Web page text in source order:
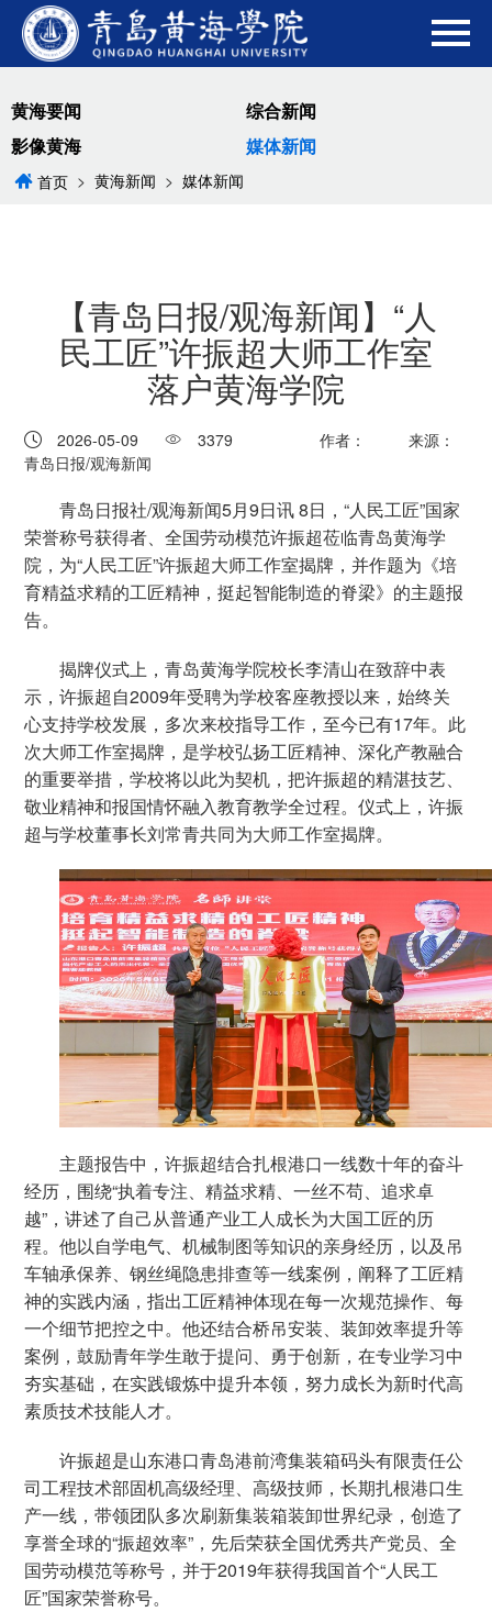
黄海要闻
综合新闻
影像黄海
媒体新闻
首页 > 黄海新闻 > 媒体新闻
【青岛日报/观海新闻】“人
民工匠”许振超大师工作室
落户黄海学院
2026-05-09 3379 作者：
来源：
青岛日报/观海新闻
青岛日报社/观海新闻5月9日讯 8日，“人民工匠”国家
荣誉称号获得者、全国劳动模范许振超莅临青岛黄海学
院，为“人民工匠”许振超大师工作室揭牌，并作题为《培
育精益求精的工匠精神，挺起智能制造的脊梁》的主题报
告。
揭牌仪式上，青岛黄海学院校长李清山在致辞中表
示，许振超自2009年受聘为学校客座教授以来，始终关
心支持学校发展，多次来校指导工作，至今已有17年。此
次大师工作室揭牌，是学校弘扬工匠精神、深化产教融合
的重要举措，学校将以此为契机，把许振超的精湛技艺、
敬业精神和报国情怀融入教育教学全过程。仪式上，许振
超与学校董事长刘常青共同为大师工作室揭牌。
主题报告中，许振超结合扎根港口一线数十年的奋斗
经历，围绕“执着专注、精益求精、一丝不苟、追求卓
越”，讲述了自己从普通产业工人成长为大国工匠的历
程。他以自学电气、机械制图等知识的亲身经历，以及吊
车轴承保养、钢丝绳隐患排查等一线案例，阐释了工匠精
神的实践内涵，指出工匠精神体现在每一次规范操作、每
一个细节把控之中。他还结合桥吊安装、装卸效率提升等
案例，鼓励青年学生敢于提问、勇于创新，在专业学习中
夯实基础，在实践锻炼中提升本领，努力成长为新时代高
素质技术技能人才。
许振超是山东港口青岛港前湾集装箱码头有限责任公
司工程技术部固机高级经理、高级技师，长期扎根港口生
产一线，带领团队多次刷新集装箱装卸世界纪录，创造了
享誉全球的“振超效率”，先后荣获全国优秀共产党员、全
国劳动模范等称号，并于2019年获得我国首个“人民工
匠”国家荣誉称号。